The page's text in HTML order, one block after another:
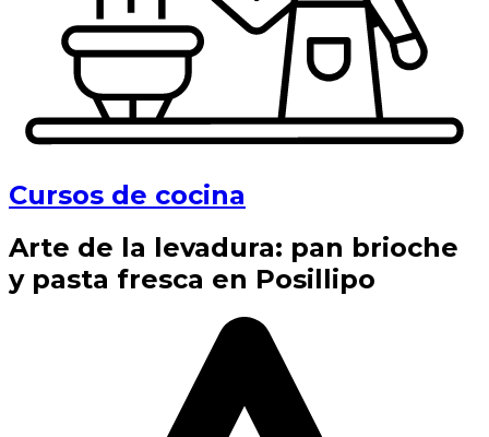
Cursos de cocina
Arte de la levadura: pan brioche
y pasta fresca en Posillipo